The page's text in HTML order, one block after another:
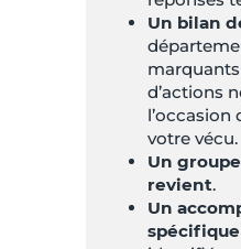
Un bilan
d’actions
l’occasion
votre vécu.
Un
revient.
Un
spécifique